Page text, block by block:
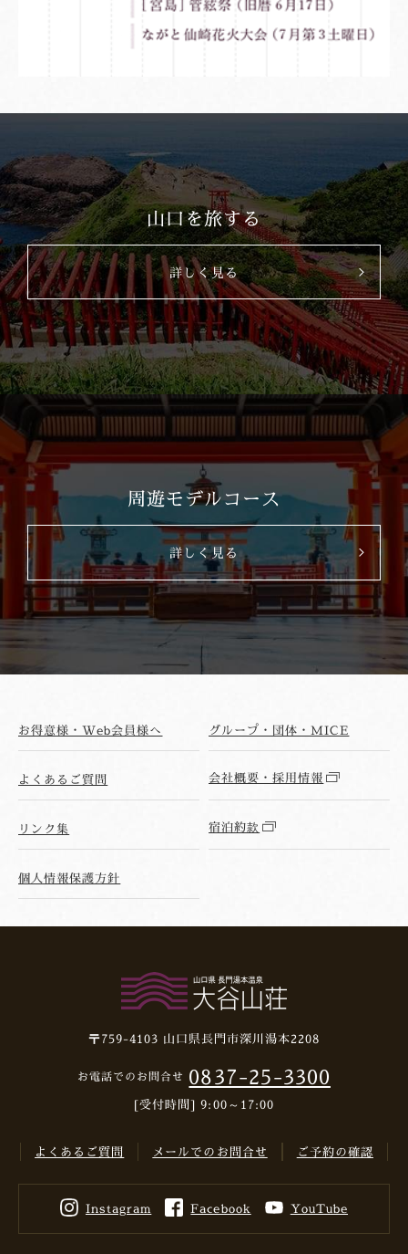
山口を旅する
詳しく見る
周遊モデルコース
詳しく見る
お得意様・Web会員様へ グループ・団体・MICE
よくあるご質問 会社概要・採用情報
リンク集 宿泊約款
個人情報保護方針
〒759-4103 山口県長門市深川湯本2208
お電話でのお問合せ 0837-25-3300
[受付時間] 9:00～17:00
よくあるご質問 メールでのお問合せ ご予約の確認
Instagram Facebook YouTube